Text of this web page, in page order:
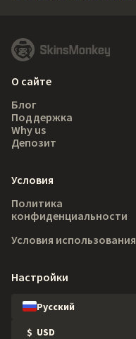
О сайте
Блог
Поддержка
Why us
Депозит
Условия
Политика
конфиденциальности
Условия использования
Настройки
Русский
$ USD